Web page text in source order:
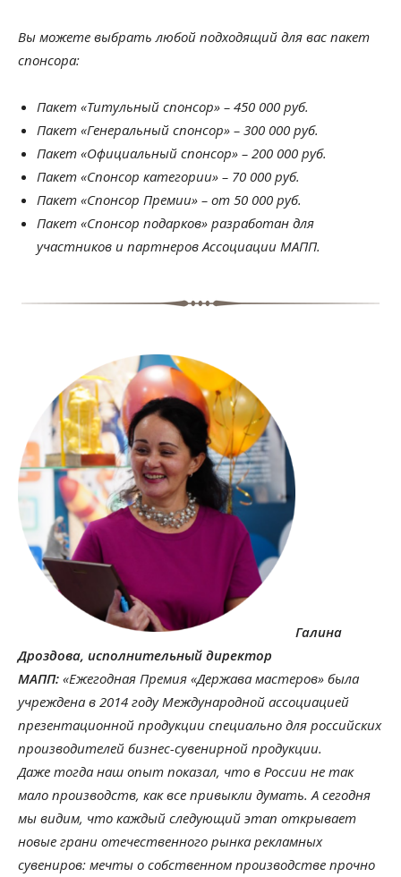
Вы можете выбрать любой подходящий для вас пакет
спонсора:
Пакет «Титульный спонсор» – 450 000 руб.
Пакет «Генеральный спонсор» – 300 000 руб.
Пакет «Официальный спонсор» – 200 000 руб.
Пакет «Спонсор категории» – 70 000 руб.
Пакет «Спонсор Премии» – от 50 000 руб.
Пакет «Спонсор подарков» разработан для
участников и партнеров Ассоциации МАПП.
Галина
Дроздова, исполнительный директор
МАПП: «Ежегодная Премия «Держава мастеров» была
учреждена в 2014 году Международной ассоциацией
презентационной продукции специально для российских
производителей бизнес-сувенирной продукции.
Даже тогда наш опыт показал, что в России не так
мало производств, как все привыкли думать. А сегодня
мы видим, что каждый следующий этап открывает
новые грани отечественного рынка рекламных
сувениров: мечты о собственном производстве прочно